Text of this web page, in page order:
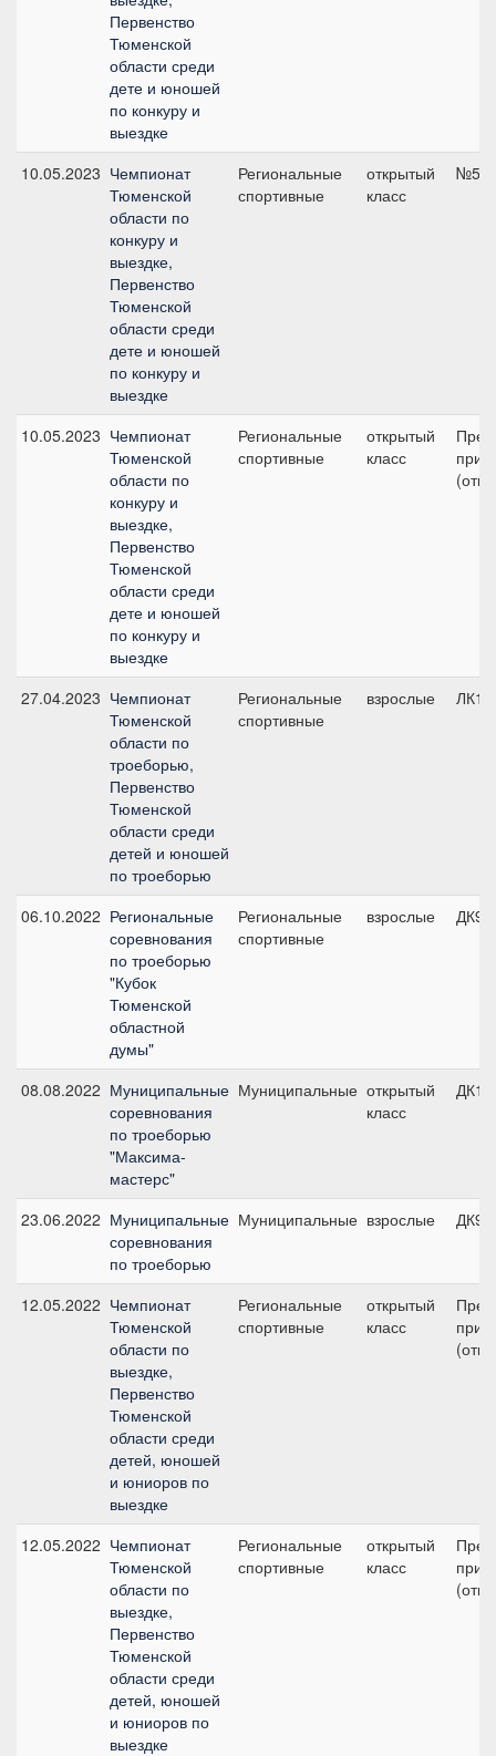
Первенство
Тюменской
области среди
дете и юношей
по конкуру и
выездке
10.05.2023 Чемпионат
Тюменской
области по
конкуру и
выездке,
Первенство
Тюменской
области среди
дете и юношей
по конкуру и
выездке
Региональные
спортивные
открытый
класс
№5,
10.05.2023 Чемпионат
Тюменской
области по
конкуру и
выездке,
Первенство
Тюменской
области среди
дете и юношей
по конкуру и
выездке
Региональные
спортивные
открытый
класс
приз
27.04.2023 Чемпионат
Тюменской
области по
троеборью,
Первенство
Тюменской
области среди
детей и юношей
по троеборью
Региональные
спортивные
взрослые
06.10.2022 Региональные
соревнования
по троеборью
"Кубок
Тюменской
областной
думы"
Региональные
спортивные
взрослые ДК90
08.08.2022 Муниципальные
соревнования
по троеборью
"Максима-
мастерс"
Муниципальные открытый
класс
23.06.2022 Муниципальные
соревнования
по троеборью
Муниципальные взрослые ДК90
12.05.2022 Чемпионат
Тюменской
области по
выездке,
Первенство
Тюменской
области среди
детей, юношей
и юниоров по
выездке
Региональные
спортивные
открытый
класс
приз
12.05.2022 Чемпионат
Тюменской
области по
выездке,
Первенство
Тюменской
области среди
детей, юношей
и юниоров по
выездке
Региональные
спортивные
открытый
класс
приз